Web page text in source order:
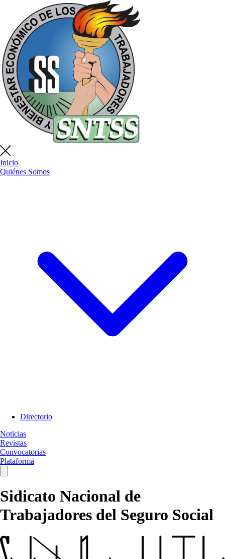
Inicio
Quiénes Somos
Directorio
Noticias
Revistas
Convocatorias
Plataforma
Sidicato Nacional de
Trabajadores del Seguro Social